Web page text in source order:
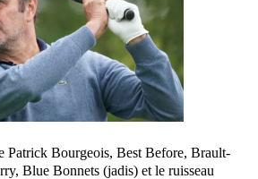
Patrick Bourgeois, Best Before, Brault-
Blue Bonnets (jadis) et le ruisseau